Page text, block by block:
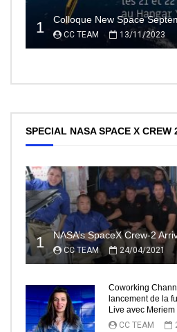
1 CC TEAM 13/11/2023
SPECIAL NASA SPACE X CREW
1 CC TEAM 24/04/2021
Coworking
lancement de la
Live avec Meriem
CC TEAM